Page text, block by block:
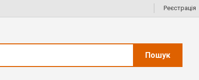
Реєстрація
Пошук